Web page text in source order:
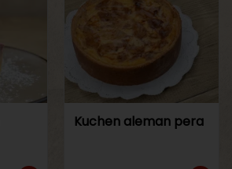
Kuchen aleman pera